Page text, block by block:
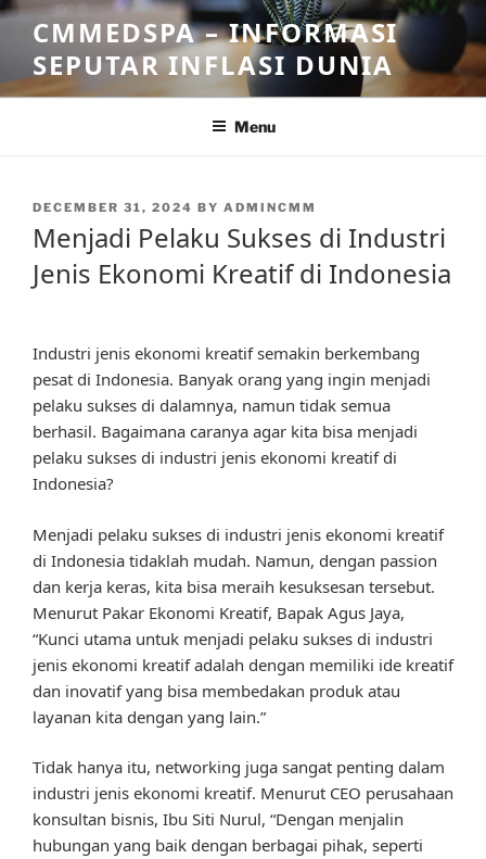
Skip
content
CMMEDSPA – INFORMASI
SEPUTAR INFLASI DUNIA
Menu
POSTED
DECEMBER 31, 2024 BY ADMINCMM
Menjadi Pelaku Sukses di Industri
Jenis Ekonomi Kreatif di Indonesia
Industri jenis ekonomi kreatif semakin berkembang
pesat di Indonesia. Banyak orang yang ingin menjadi
pelaku sukses di dalamnya, namun tidak semua
berhasil. Bagaimana caranya agar kita bisa menjadi
pelaku sukses di industri jenis ekonomi kreatif di
Indonesia?
Menjadi pelaku sukses di industri jenis ekonomi kreatif
di Indonesia tidaklah mudah. Namun, dengan passion
dan kerja keras, kita bisa meraih kesuksesan tersebut.
Menurut Pakar Ekonomi Kreatif, Bapak Agus Jaya,
“Kunci utama untuk menjadi pelaku sukses di industri
jenis ekonomi kreatif adalah dengan memiliki ide kreatif
dan inovatif yang bisa membedakan produk atau
layanan kita dengan yang lain.”
Tidak hanya itu, networking juga sangat penting dalam
industri jenis ekonomi kreatif. Menurut CEO perusahaan
konsultan bisnis, Ibu Siti Nurul, “Dengan menjalin
hubungan yang baik dengan berbagai pihak, seperti